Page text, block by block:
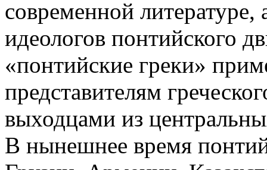
современной литературе,
идеологов понтийского
«понтийские греки»
представителям
выходцами из
В нынешнее время